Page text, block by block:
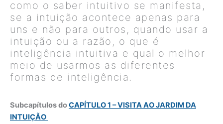
como o saber intuitivo se manifesta,
se a intuição acontece apenas para
uns e não para outros, quando usar a
intuição ou a razão, o que é
inteligência intuitiva e qual o melhor
meio de usarmos as diferentes
formas de inteligência.
Subcapítulos doCAPÍTULO 1 – VISITA AO JARDIM DA
INTUIÇÃO